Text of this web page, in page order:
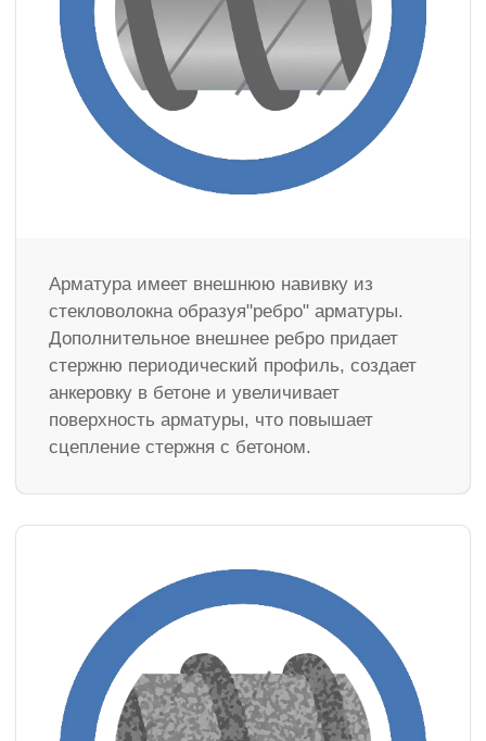
Арматура имеет внешнюю навивку из
стекловолокна образуя"ребро" арматуры.
Дополнительное внешнее ребро придает
стержню периодический профиль, создает
анкеровку в бетоне и увеличивает
поверхность арматуры, что повышает
сцепление стержня с бетоном.